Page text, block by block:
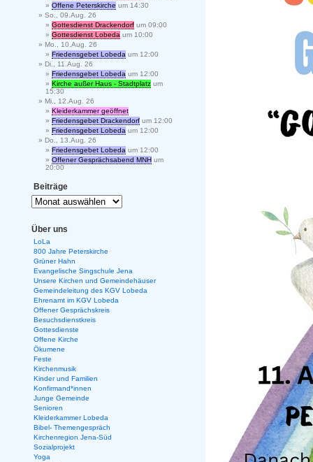
Offene Peterskirche um 14:30
So., 09.Aug. 26
Gottesdienst Drackendorf um 09:00
Gottesdienst Lobeda um 10:00
Mo., 10.Aug. 26
Friedensgebet Lobeda um 12:00
Di., 11.Aug. 26
Friedensgebet Lobeda um 12:00
Kirche außer Haus - Stadtplatz um
15:30
Mi., 12.Aug. 26
Kleiderkammer geöffnet
Friedensgebet Drackendorf um 12:00
Friedensgebet Lobeda um 12:00
Do., 13.Aug. 26
Friedensgebet Lobeda um 12:00
Offener Gesprächsabend MNH um
20:00
Beiträge
Über uns
LoLa
800 Jahre Peterskirche
Grüner Hahn
Evangelische Singschule Jena
Unsere Kirchen und Gemeindehäuser
Gemeindeleitung des KGV Lobeda
Ehrenamt im KGV Lobeda
Offener Gesprächskreis
Besuchsdienstkreis
Gottesdienste
Offene Kirche
Ökumene
Feste
Kirchenmusik
Kinder und Familien
Konfirmand*innen
Junge Gemeinde
Senioren
Kleiderkammer Lobeda
Bibel- Themengespräch
Kirchenregion Jena-Süd
Sozialprojekt
Yoga